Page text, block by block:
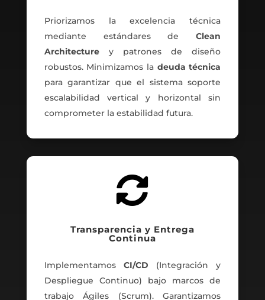
Priorizamos la excelencia técnica
mediante estándares deClean
Architecturey patrones de diseño
robustos. Minimizamos la deuda técnica
para garantizar que el sistema soporte
escalabilidad vertical y horizontal sin
comprometer la estabilidad futura.

Transparencia y Entrega
Continua
Implementamos CI/CD (Integración y
Despliegue Continuo) bajo marcos de
trabajo Ágiles (Scrum). Garantizamos